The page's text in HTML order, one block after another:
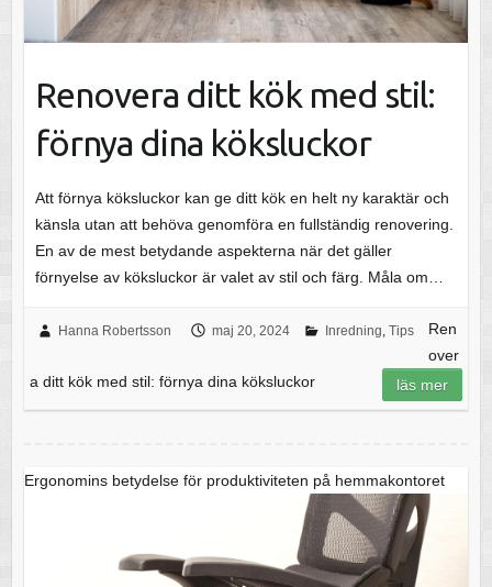
Renovera ditt kök med stil:
förnya dina köksluckor
Att förnya köksluckor kan ge ditt kök en helt ny karaktär och
känsla utan att behöva genomföra en fullständig renovering.
En av de mest betydande aspekterna när det gäller
förnyelse av köksluckor är valet av stil och färg. Måla om…
Hanna Robertsson maj 20, 2024 Inredning, Tips
Ren
over
a ditt kök med stil: förnya dina köksluckor
läs mer
Ergonomins betydelse för produktiviteten på hemmakontoret